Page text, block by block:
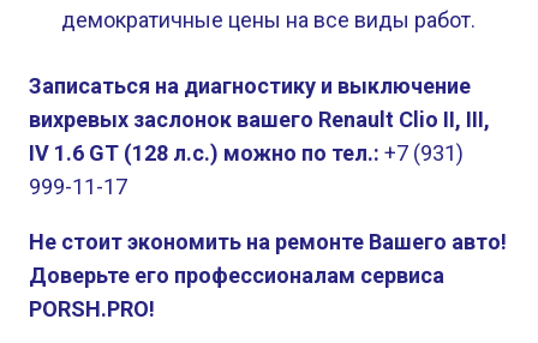
демократичные цены на все виды работ.
Записаться на диагностику и выключение
вихревых заслонок вашего Renault Clio II, III,
IV 1.6 GT (128 л.с.) можно по тел.: +7 (931)
999-11-17
Не стоит экономить на ремонте Вашего авто!
Доверьте его профессионалам сервиса
PORSH.PRO!